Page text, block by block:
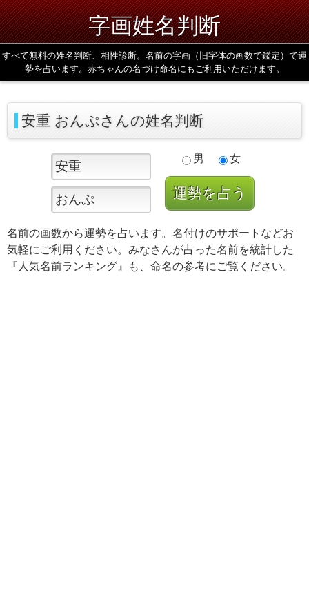
字画姓名判断
すべて無料の姓名判断、相性診断。名前の字画（旧字体の画数で鑑定）で運
勢を占います。赤ちゃんの名づけ命名にもご利用いただけます。
安重 おんぷさんの姓名判断
男 女
名前の画数から運勢を占います。名付けのサポートなどお
気軽にご利用ください。みなさんが占った名前を統計した
『人気名前ランキング』も、命名の参考にご覧ください。